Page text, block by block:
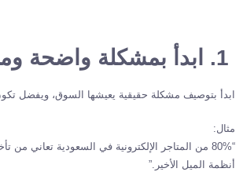
ابدأ بتوصيف مشكلة حقيقية يعيشها السوق، ويفضل
مثال:
“80% من المتاجر الإلكترونية في السعودية تعاني
أنظمة الميل الأخير.”